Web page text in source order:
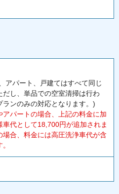
アパート、戸建てはすべて同じ
だし、単品での空室清掃は行わ
ランのみの対応となります。)
アパートの場合、上記の料金に加
車代として18,700円が追加されま
場合、料金には高圧洗浄車代が含